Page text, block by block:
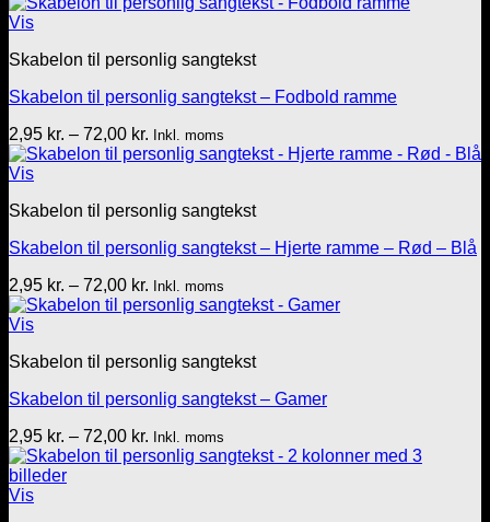
Vis
Skabelon til personlig sangtekst
Skabelon til personlig sangtekst – Fodbold ramme
2,95 kr. – 72,00 kr. Prisinterval:
2,95 kr.
Inkl. moms
Vis
Skabelon til personlig sangtekst
Skabelon til personlig sangtekst – Hjerte ramme – Rød – Blå
2,95 kr. – 72,00 kr. Prisinterval:
2,95 kr.
Inkl. moms
Vis
Skabelon til personlig sangtekst
Skabelon til personlig sangtekst – Gamer
2,95 kr. – 72,00 kr. Prisinterval:
2,95 kr.
Inkl. moms
Vis